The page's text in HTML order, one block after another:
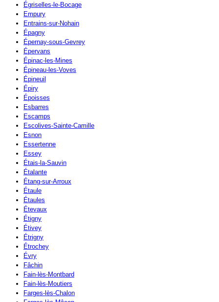
Égriselles-le-Bocage
Empury
Entrains-sur-Nohain
Épagny
Épernay-sous-Gevrey
Épervans
Épinac-les-Mines
Épineau-les-Voves
Épineuil
Épiry
Époisses
Esbarres
Escamps
Escolives-Sainte-Camille
Esnon
Essertenne
Essey
Étais-la-Sauvin
Étalante
Étang-sur-Arroux
Étaule
Étaules
Étevaux
Étigny
Étivey
Étrigny
Étrochey
Évry
Fâchin
Fain-lès-Montbard
Fain-lès-Moutiers
Farges-lès-Chalon